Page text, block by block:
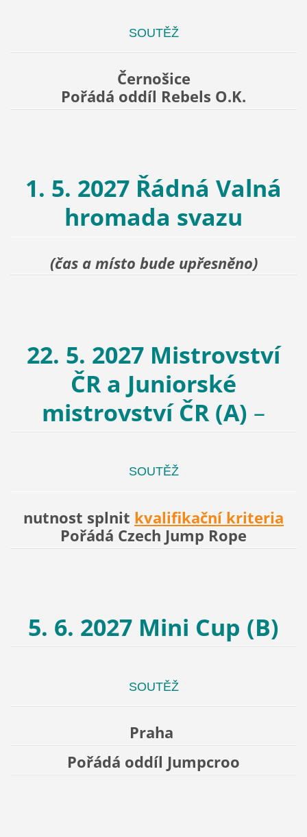
SOUTĚŽ
Černošice
Pořádá oddíl Rebels O.K.
1. 5. 2027 Řádná Valná
hromada svazu
(čas a místo bude upřesněno)
22. 5. 2027 Mistrovství
ČR a Juniorské
mistrovství ČR (A) –
SOUTĚŽ
nutnost splnit kvalifikační kriteria
Pořádá Czech Jump Rope
5. 6. 2027 Mini Cup (B)
SOUTĚŽ
Praha
Pořádá oddíl Jumpcroo